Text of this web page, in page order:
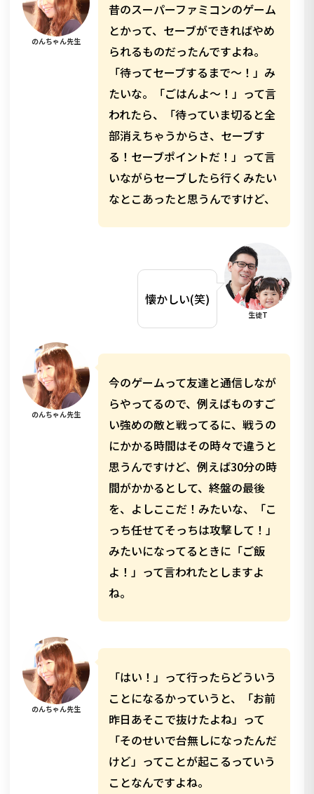
のんちゃん先生
昔のスーパーファミコンのゲーム
とかって、セーブができればやめ
られるものだったんですよね。
「待ってセーブするまで～！」み
たいな。「ごはんよ～！」って言
われたら、「待っていま切ると全
部消えちゃうからさ、セーブす
る！セーブポイントだ！」って言
いながらセーブしたら行くみたい
なとこあったと思うんですけど、
懐かしい(笑)
生徒T
のんちゃん先生
今のゲームって友達と通信しなが
らやってるので、例えばものすご
い強めの敵と戦ってるに、戦うの
にかかる時間はその時々で違うと
思うんですけど、例えば30分の時
間がかかるとして、終盤の最後
を、よしここだ！みたいな、「こ
っち任せてそっちは攻撃して！」
みたいになってるときに「ご飯
よ！」って言われたとしますよ
ね。
のんちゃん先生
「はい！」って行ったらどういう
ことになるかっていうと、「お前
昨日あそこで抜けたよね」って
「そのせいで台無しになったんだ
けど」ってことが起こるっていう
ことなんですよね。